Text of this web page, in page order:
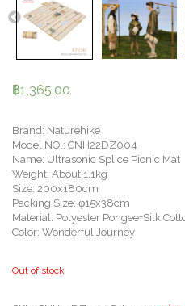
฿1,365.00
Brand: Naturehike
Model NO.: CNH22DZ004
Name: Ultrasonic Splice Picnic Mat
Weight: About 1.1kg
Size: 200x180cm
Packing Size: φ15x38cm
Material: Polyester Pongee+Silk
Color: Wonderful Journey
Out of stock